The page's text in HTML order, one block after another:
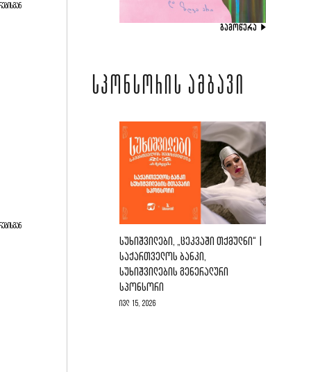
ᲒᲐᲛᲝᲬᲔᲠᲐ
ᲡᲞᲝᲜᲡᲝᲠᲘᲡ ᲐᲛᲑᲐᲕᲘ
ᲡᲣᲮᲘᲨᲕᲘᲚᲔᲑᲘ, „ᲪᲔᲙᲕᲐᲨᲘ ᲗᲥᲛᲣᲚᲜᲘ“ |
ᲡᲐᲥᲐᲠᲗᲕᲔᲚᲝᲡ ᲑᲐᲜᲙᲘ,
ᲡᲣᲮᲘᲨᲕᲘᲚᲔᲑᲘᲡ ᲒᲔᲜᲔᲠᲐᲚᲣᲠᲘ
ᲡᲞᲝᲜᲡᲝᲠᲘ
ივლ 15, 2026